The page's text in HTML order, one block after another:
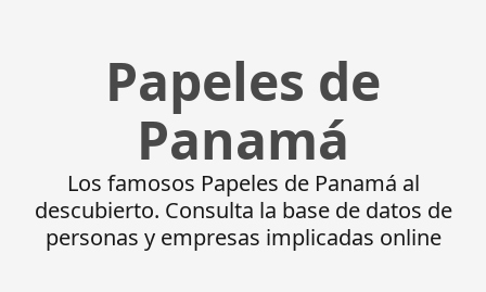
Papeles de
Panamá
Los famosos Papeles de Panamá al
descubierto. Consulta la base de datos de
personas y empresas implicadas online